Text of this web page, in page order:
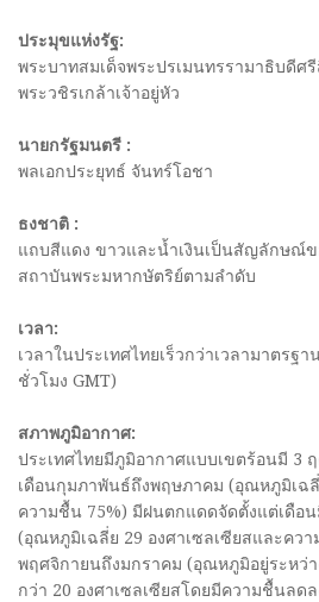
ประมุขแห่งรัฐ:
พระบาทสมเด็จพระปรเมนทรรามาธิบดี
พระวชิรเกล้าเจ้าอยู่หัว
นายกรัฐมนตรี :
พลเอกประยุทธ์ จันทร์โอชา
ธงชาติ :
แถบสีแดง ขาวและน้ำเงินเป็นสัญลักษณ์
สถาบันพระมหากษัตริย์ตามลำดับ
เวลา:
เวลาในประเทศไทยเร็วกว่าเวลามาตรฐ
ชั่วโมง GMT)
สภาพภูมิอากาศ:
ประเทศไทยมีภูมิอากาศแบบเขตร้อนมี 3
เดือนกุมภาพันธ์ถึงพฤษภาคม (อุณหภูมิเฉลี่
ความชื้น 75%) มีฝนตกแดดจัดตั้งแต่เดือ
(อุณหภูมิเฉลี่ย 29 องศาเซลเซียสและคว
พฤศจิกายนถึงมกราคม (อุณหภูมิอยู่ระหว่า
กว่า 20 องศาเซลเซียสโดยมีความชื้นล